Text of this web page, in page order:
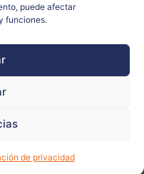
puede afectar
funciones.
de privacidadSIGUIENTE